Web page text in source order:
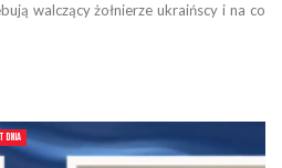
walczący żołnierze ukraińscy i na co
DNIA